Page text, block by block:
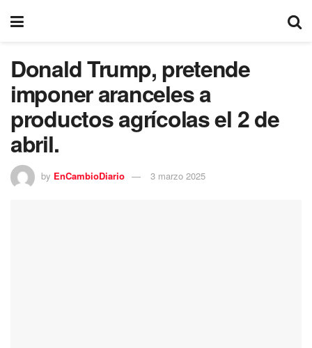
Donald Trump, pretende
imponer aranceles a
productos agrícolas el 2 de
abril.
by EnCambioDiario 3 marzo 2025